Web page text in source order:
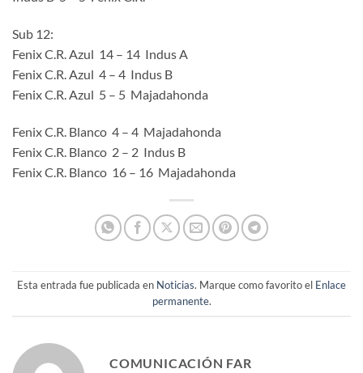
Sub 12:
Fenix C.R. Azul 14 – 14 Indus A
Fenix C.R. Azul 4 – 4 Indus B
Fenix C.R. Azul 5 – 5 Majadahonda
Fenix C.R. Blanco 4 – 4 Majadahonda
Fenix C.R. Blanco 2 – 2 Indus B
Fenix C.R. Blanco 16 – 16 Majadahonda
Esta entrada fue publicada en Noticias. Marque como favorito el Enlace
permanente.
COMUNICACIÓN FAR